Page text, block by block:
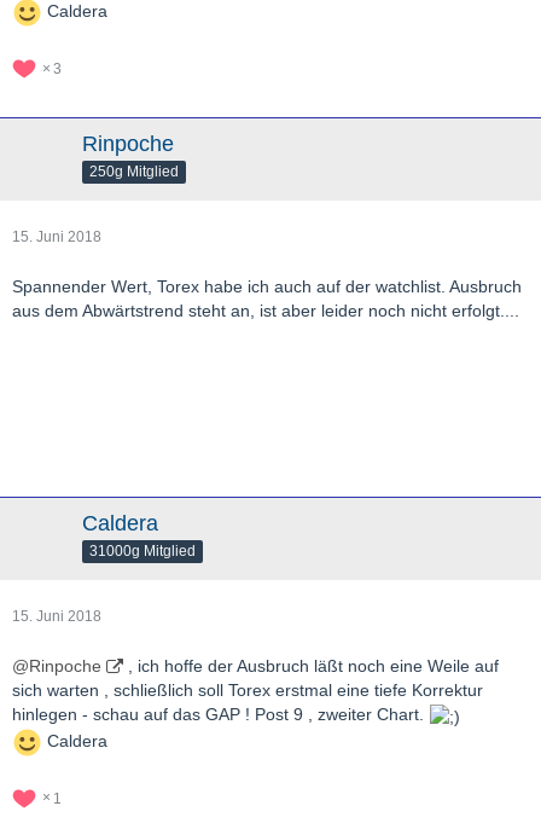
Caldera
3
Rinpoche
250g Mitglied
15. Juni 2018
Spannender Wert, Torex habe ich auch auf der watchlist. Ausbruch
aus dem Abwärtstrend steht an, ist aber leider noch nicht erfolgt....
Caldera
31000g Mitglied
15. Juni 2018
@Rinpoche
, ich hoffe der Ausbruch läßt noch eine Weile auf
sich warten , schließlich soll Torex erstmal eine tiefe Korrektur
hinlegen - schau auf das GAP ! Post 9 , zweiter Chart.
Caldera
1